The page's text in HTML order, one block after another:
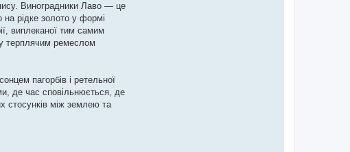
Виноградники Лаво — це
рідке золото у формі
виплеканої тим самим
терплячим ремеслом
пагорбів і ретельної
де час сповільнюється, де
стосунків між землею та